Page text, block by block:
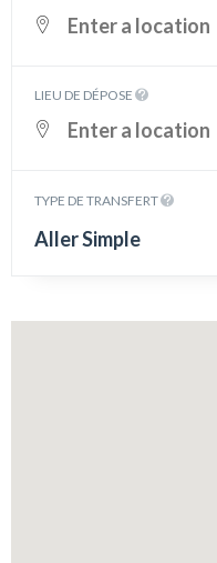
LIEU DE DÉPOSE
TYPE DE TRANSFERT
Aller Simple